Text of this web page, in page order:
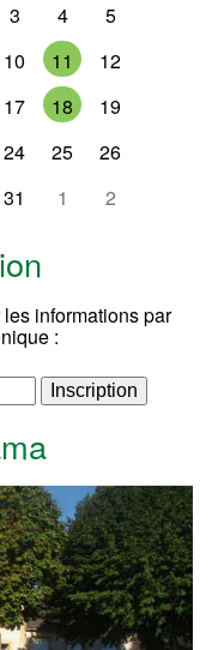
3 4
5
10 11
12
17 18
19
24 25
26
31 1 2
informations par
: